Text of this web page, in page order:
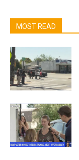
MOST READ